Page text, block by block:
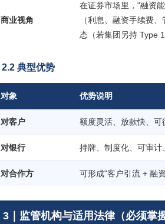
商业视角
在证券市场里，"融资
（利息、融资手续费
态（若集团另持 Type
2.2 典型优势
对象 优势说明
对客户 额度灵活、放款快、
对银行 持牌、制度化、可审
对合作方 可形成"客户引流 + 融
3｜监管机构与适用法律（必须掌